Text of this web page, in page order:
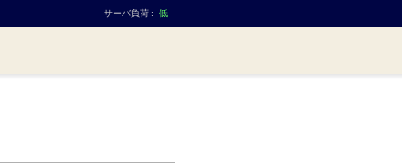
サーバ負荷 : 低